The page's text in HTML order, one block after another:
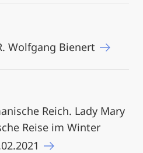
Wolfgang Bienert
Reich. Lady Mary
Reise im Winter